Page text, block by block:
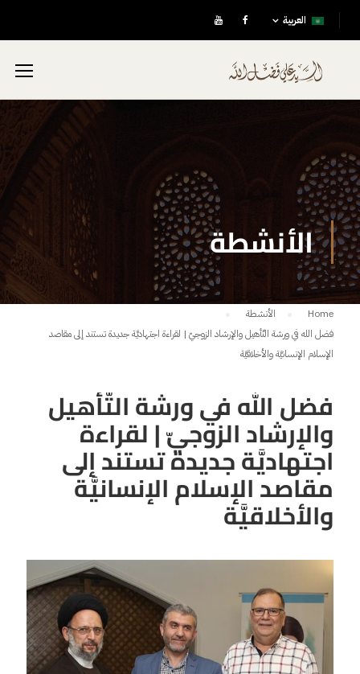
العربية
الأنشطة
Home
الأنشطة
فضل الله في ورشة التّأهيل والإرشاد الزوجيّ | لقراءة اجتهاديَّة جديدة تستند إلى مقاصد
الإسلام الإنسانيَّة والأخلاقيَّة
فضل الله في ورشة التّأهيل
والإرشاد الزوجيّ | لقراءة
اجتهاديَّة جديدة تستند إلى
مقاصد الإسلام الإنسانيَّة
والأخلاقيَّة